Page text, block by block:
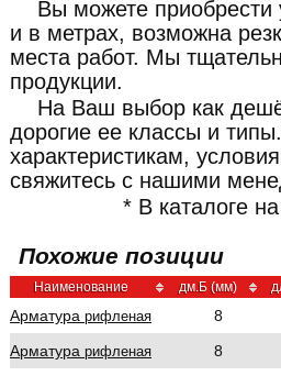
Вы можете приобрести
и в метрах, возможна
места работ. Мы
продукции.
На Ваш выбор как
дорогие ее классы и
характеристикам,
свяжитесь с нашими
* В каталоге
Похожие позиции
Наименование дм.Б (мм)
Арматура рифленая 8
Арматура рифленая 8